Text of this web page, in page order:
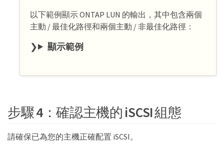
以下範例顯示 ONTAP LUN 的輸出，其中包含兩個
主動 / 最佳化路徑和兩個主動 / 非最佳化路徑：
顯示範例
步驟 4：確認主機的 iSCSI 組態
請確保已為您的主機正確配置 iSCSI。